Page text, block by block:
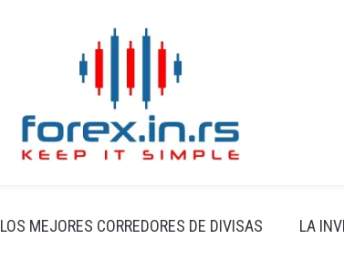
LOS MEJORES CORREDORES DE DIVISAS LA